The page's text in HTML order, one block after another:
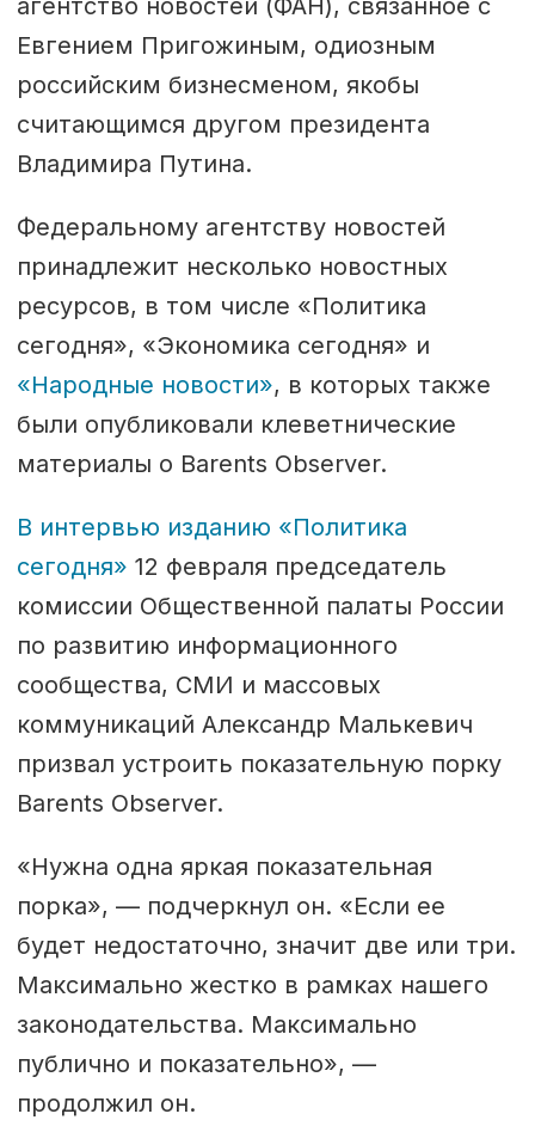
агентство новостей (ФАН), связанное с
Евгением Пригожиным, одиозным
российским бизнесменом, якобы
считающимся другом президента
Владимира Путина.
Федеральному агентству новостей
принадлежит несколько новостных
ресурсов, в том числе «Политика
сегодня», «Экономика сегодня» и
«Народные новости», в которых также
были опубликовали клеветнические
материалы о Barents Observer.
В интервью изданию «Политика
сегодня» 12 февраля председатель
комиссии Общественной палаты России
по развитию информационного
сообщества, СМИ и массовых
коммуникаций Александр Малькевич
призвал устроить показательную порку
Barents Observer.
«Нужна одна яркая показательная
порка», — подчеркнул он. «Если ее
будет недостаточно, значит две или три.
Максимально жестко в рамках нашего
законодательства. Максимально
публично и показательно», —
продолжил он.